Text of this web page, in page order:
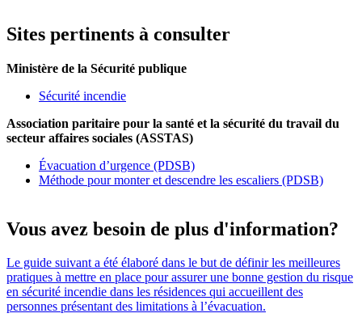
Sites pertinents à consulter
Ministère de la Sécurité publique
Sécurité incendie
Association paritaire pour la santé et la sécurité du travail du
secteur affaires sociales (ASSTAS)
Évacuation d’urgence (PDSB)
Méthode pour monter et descendre les escaliers (PDSB)
Vous avez besoin de plus d'information?
Le guide suivant a été élaboré dans le but de définir les meilleures
pratiques à mettre en place pour assurer une bonne gestion du risque
en sécurité incendie dans les résidences qui accueillent des
personnes présentant des limitations à l’évacuation.